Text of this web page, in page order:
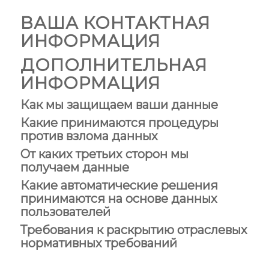
ВАША КОНТАКТНАЯ
ИНФОРМАЦИЯ
ДОПОЛНИТЕЛЬНАЯ
ИНФОРМАЦИЯ
Как мы защищаем ваши данные
Какие принимаются процедуры
против взлома данных
От каких третьих сторон мы
получаем данные
Какие автоматические решения
принимаются на основе данных
пользователей
Требования к раскрытию отраслевых
нормативных требований